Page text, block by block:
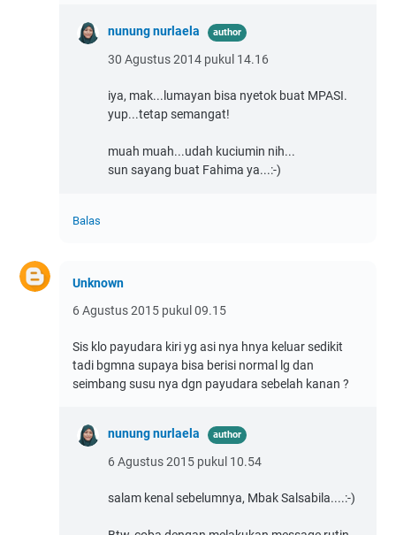
nunung nurlaela
30 Agustus 2014 pukul 14.16
iya, mak...lumayan bisa nyetok buat MPASI.
yup...tetap semangat!
muah muah...udah kuciumin nih...
sun sayang buat Fahima ya...:-)
Balas
Unknown
6 Agustus 2015 pukul 09.15
Sis klo payudara kiri yg asi nya hnya keluar sedikit
tadi bgmna supaya bisa berisi normal lg dan
seimbang susu nya dgn payudara sebelah kanan ?
nunung nurlaela
6 Agustus 2015 pukul 10.54
salam kenal sebelumnya, Mbak Salsabila....:-)